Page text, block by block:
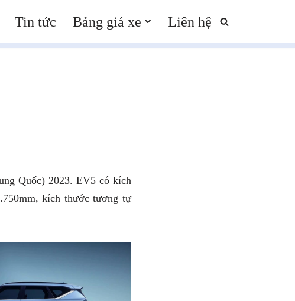
Tin tức Bảng giá xe Liên hệ
Quốc) 2023. EV5 có kích
kích thước tương tự